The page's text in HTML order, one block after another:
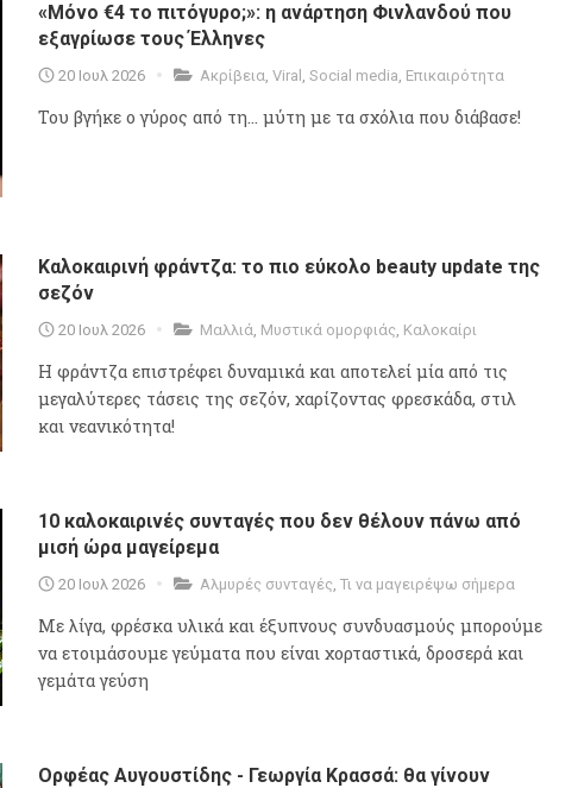
«Μόνο €4 το πιτόγυρο;»: η ανάρτηση Φινλανδού που
εξαγρίωσε τους Έλληνες
20 Ιουλ 2026 Ακρίβεια, Viral , Social media, Επικαιρότητα
Του βγήκε ο γύρος από τη... μύτη με τα σχόλια που διάβασε!
Καλοκαιρινή φράντζα: το πιο εύκολο beauty update της
σεζόν
20 Ιουλ 2026 Μαλλιά Μυστικά ομορφιάς Καλοκαίρι
Η φράντζα επιστρέφει δυναμικά και αποτελεί μία από τις
μεγαλύτερες τάσεις της σεζόν, χαρίζοντας φρεσκάδα, στιλ
και νεανικότητα!
10 καλοκαιρινές συνταγές που δεν θέλουν πάνω από
μισή ώρα μαγείρεμα
20 Ιουλ 2026 Αλμυρές συνταγές Τι να μαγειρέψω σήμερα
Με λίγα, φρέσκα υλικά και έξυπνους συνδυασμούς μπορούμε
να ετοιμάσουμε γεύματα που είναι χορταστικά, δροσερά και
γεμάτα γεύση
Ορφέας Αυγουστίδης - Γεωργία Κρασσά: θα γίνουν